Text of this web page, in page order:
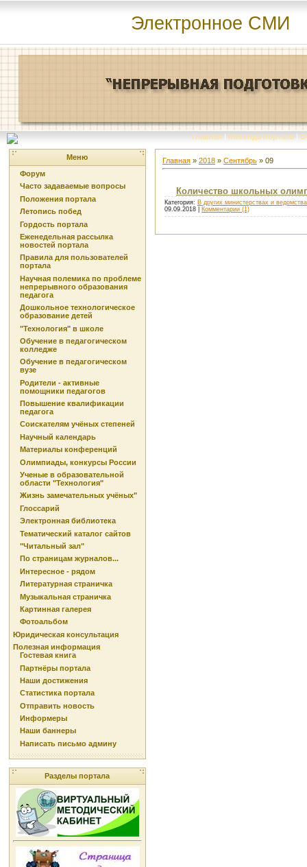
Электронное СМИ
Главная | Команда портала | О
Меню
Форум
Часто задаваемые вопросы
Положения портала
Летопись побед
Гордость портала
Еженедельная рассылка
новостей портала
Правила для пользователей
портала
Научная полемика по проблеме
непрерывного образования
педагога
Дошкольное технологическое
образование детей
"Технология" в школе
Обучение в педагогическом
колледже
Обучение в педагогическом
вузе
Родители - активные
помощники педагогов
Повышение квалификации
педагога
Соискателям учёных степеней
Научный календарь
Материалы конференций
Олимпиады, конкурсы России
Ученые в образовательной
области "Технология"
Жизнь замечательных учёных"
Глоссарий
Электронная библиотека
Тематический каталог сайтов
"Читальный зал"
По страницам журналов...
Интересное - рядом
Литературная страничка
Музыкальная страничка
Картинная галерея
Фотоальбом
Юридическая консультация
Полезная информация
Гостевая книга
Партнёры портала
Наши достижения
Статистика портала
Отправить новость
Информеры
Наши баннеры
Написать письмо админу
Разделы портала
Главная » 2018 » Сентябрь » 09
Количество школьных
Категория: В других министерствах и
09.09.2018
Комментарии (1)